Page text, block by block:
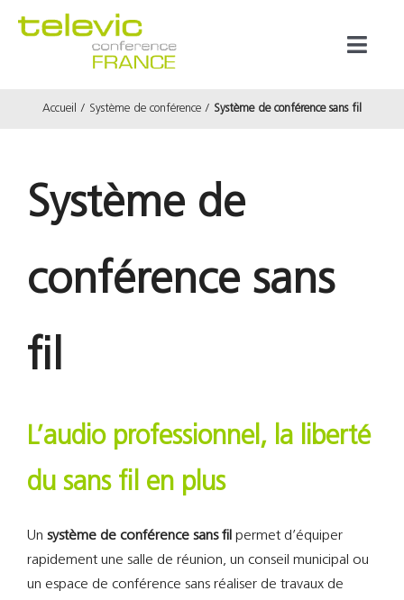
Produits
Accueil Système de conférence Système de conférence sans fil
Système de
conférence sans
fil
L’audio professionnel, la liberté
du sans fil en plus
Un système de conférence sans fil permet d’équiper
rapidement une salle de réunion, un conseil municipal ou
un espace de conférence sans réaliser de travaux de